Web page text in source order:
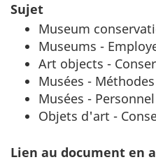
Sujet
Museum
Museums -
Art objects -
Musées -
Musées - Personnel
Objets d'art -
Lien au document en